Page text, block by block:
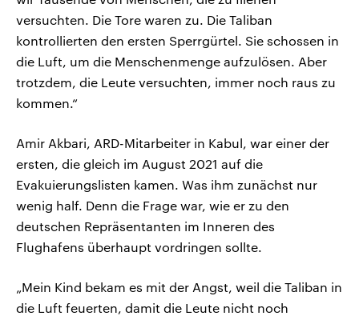
versuchten. Die Tore waren zu. Die Taliban
kontrollierten den ersten Sperrgürtel. Sie schossen in
die Luft, um die Menschenmenge aufzulösen. Aber
trotzdem, die Leute versuchten, immer noch raus zu
kommen.“
Amir Akbari, ARD-Mitarbeiter in Kabul, war einer der
ersten, die gleich im August 2021 auf die
Evakuierungslisten kamen. Was ihm zunächst nur
wenig half. Denn die Frage war, wie er zu den
deutschen Repräsentanten im Inneren des
Flughafens überhaupt vordringen sollte.
„Mein Kind bekam es mit der Angst, weil die Taliban in
die Luft feuerten, damit die Leute nicht noch